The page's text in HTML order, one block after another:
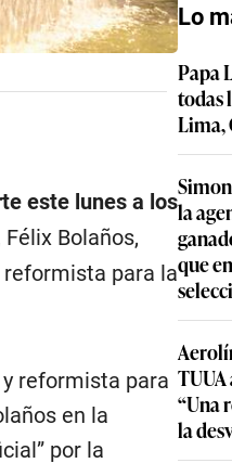
este lunes a los
Bolaños,
reformista para la
reformista para
en la
por la
Lo
Papa
todas
Lima,
la
que
“Una
la